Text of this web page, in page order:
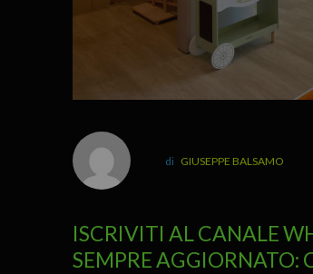
GIUSEPPE BALSAMO
ISCRIVITI AL CANALE
SEMPRE AGGIORNATO: